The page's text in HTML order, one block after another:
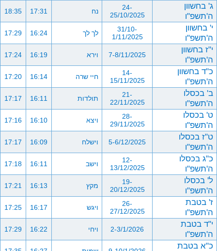
ג' בחשוון
ה'תשפ"ו
24-
25/10/2025
נח 17:31
18:35
י' בחשוון
ה'תשפ"ו
31/10-
1/11/2025
לך לך 16:24
17:29
י"ז בחשוון
ה'תשפ"ו
7-8/11/2025 וירא 16:19
17:24
כ"ד בחשוון
ה'תשפ"ו
14-
15/11/2025
חיי שרה 16:14
17:20
ב' בכסלו
ה'תשפ"ו
21-
22/11/2025
תולדות 16:11
17:17
ט' בכסלו
ה'תשפ"ו
28-
29/11/2025
ויצא 16:10
17:16
ט"ז בכסלו
ה'תשפ"ו
5-6/12/2025 וישלח 16:09
17:17
כ"ג בכסלו
ה'תשפ"ו
12-
13/12/2025
וישב 16:11
17:18
ל' בכסלו
ה'תשפ"ו
19-
20/12/2025
מקץ 16:13
17:21
ז' בטבת
ה'תשפ"ו
26-
27/12/2025
ויגש 16:17
17:25
י"ד בטבת
ה'תשפ"ו
2-3/1/2026 ויחי 16:22
17:29
כ"א בטבת